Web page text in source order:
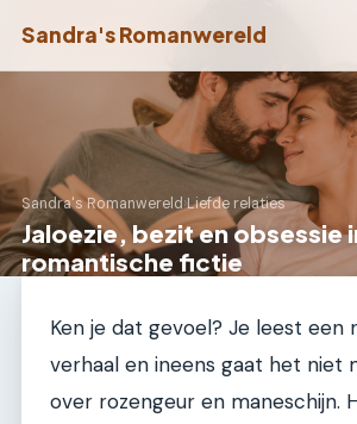
Sandra's Romanwereld
Sandra's Romanwereld›Liefde relaties
Jaloezie, bezit en obsessie
romantische fictie
Ken je dat gevoel? Je leest een
verhaal en ineens gaat het niet
over rozengeur en maneschijn.